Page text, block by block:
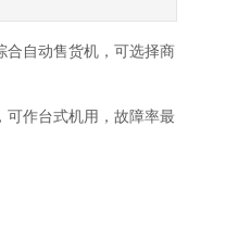
合自动售货机，可选择商
可作台式机用，故障率最